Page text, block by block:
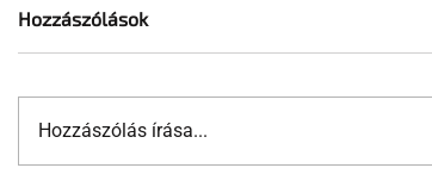
Hozzászólások
Hozzászólás írása...